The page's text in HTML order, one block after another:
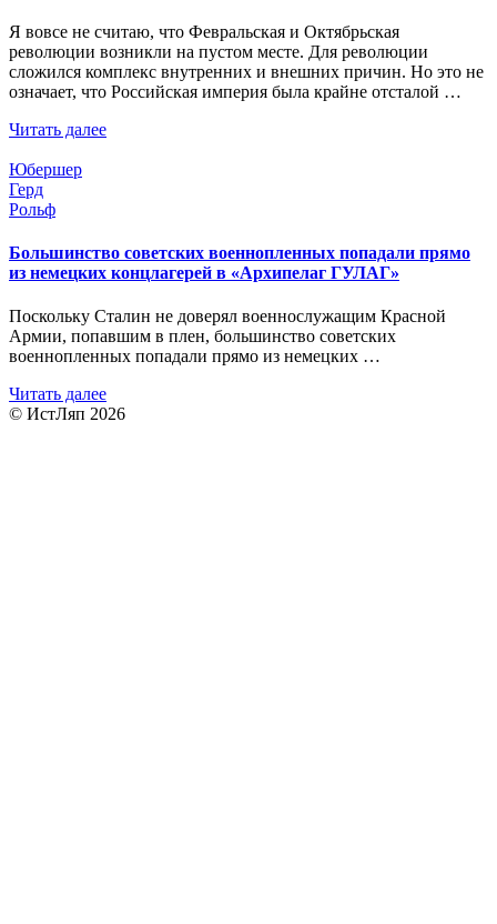
Я вовсе не считаю, что Февральская и Октябрьская
революции возникли на пустом месте. Для революции
сложился комплекс внутренних и внешних причин. Но это не
означает, что Российская империя была крайне отсталой …
Читать далее
Юбершер
Герд
Рольф
Большинство советских военнопленных попадали прямо
из немецких концлагерей в «Архипелаг ГУЛАГ»
Поскольку Сталин не доверял военнослужащим Красной
Армии, попавшим в плен, большинство советских
военнопленных попадали прямо из немецких …
Читать далее
© ИстЛяп 2026